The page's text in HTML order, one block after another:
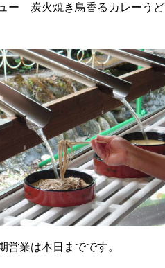
ー 炭火焼き鳥香るカレーうど
営業は本日までです。